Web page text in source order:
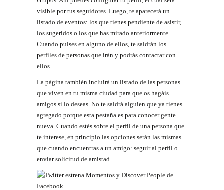
visible por tus seguidores. Luego, te aparecerá un
listado de eventos: los que tienes pendiente de asistir,
los sugeridos o los que has mirado anteriormente.
Cuando pulses en alguno de ellos, te saldrán los
perfiles de personas que irán y podrás contactar con
ellos.
La página también incluirá un listado de las personas
que viven en tu misma ciudad para que os hagáis
amigos si lo deseas. No te saldrá alguien que ya tienes
agregado porque esta pestaña es para conocer gente
nueva. Cuando estés sobre el perfil de una persona que
te interese, en principio las opciones serán las mismas
que cuando encuentras a un amigo: seguir al perfil o
enviar solicitud de amistad.